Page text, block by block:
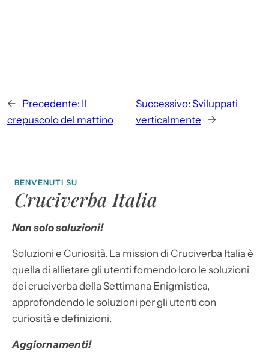
← Precedente: Il
crepuscolo del mattino
Successivo: Sviluppati
verticalmente
→
BENVENUTI SU
Cruciverba Italia
Non solo soluzioni!
Soluzioni e Curiosità. La mission di Cruciverba Italia è
quella di allietare gli utenti fornendo loro le soluzioni
dei cruciverba della Settimana Enigmistica,
approfondendo le soluzioni per gli utenti con
curiosità e definizioni.
Aggiornamenti!